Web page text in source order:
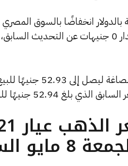
جنيهًا للبيع و0 جنيهًا للشراء.
5:45 مساءً )